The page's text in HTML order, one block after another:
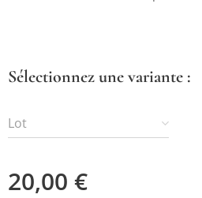
Sélectionnez une variante :
Lot
20,00 €